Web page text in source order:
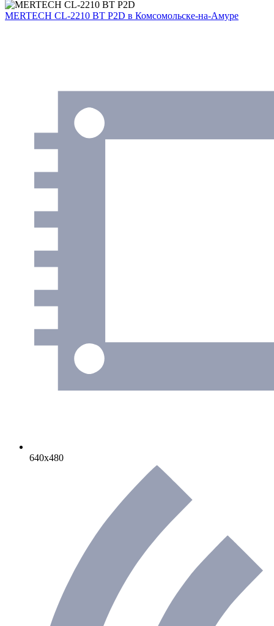
MERTECH CL-2210 BT P2D в Комсомольске-на-Амуре
640х480